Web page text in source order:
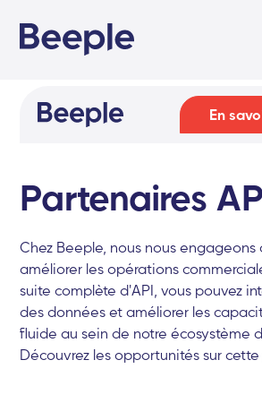
En
Partenaires
Chez Beeple, nous nous
améliorer les opérations
suite complète d'API, vous pouvez
des données et améliorer les
fluide au sein de notre écosystème
Découvrez les opportunités sur